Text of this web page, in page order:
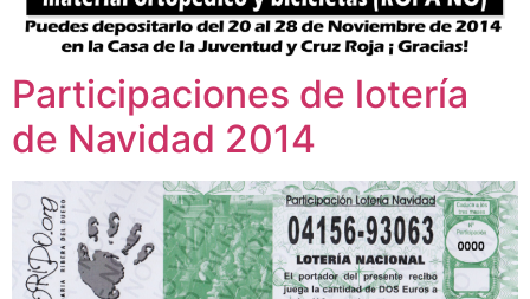
Participaciones de lotería
de Navidad 2014